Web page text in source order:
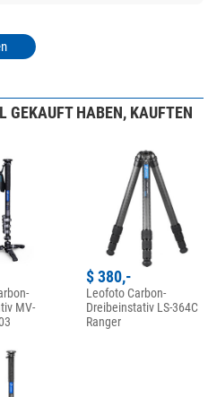
GEKAUFT HABEN, KAUFTEN
MV-
$ 380,-
Leofoto Carbon-
Dreibeinstativ LS-364C
Ranger